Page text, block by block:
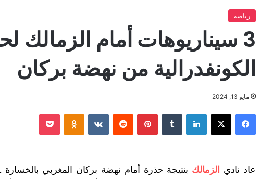
رياضة
3 سيناريوهات أمام
الكونفدرالية من نهضة بركان
مايو 13, 2024
فيسبوك لينكدإن بينتيريست
عاد نادي الزمالك